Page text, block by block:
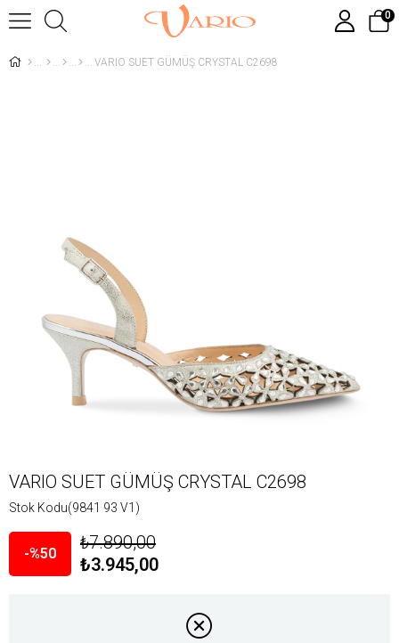
0
VARIO SUET GÜMÜŞ CRYSTAL C2698
VARIO SUET GÜMÜŞ CRYSTAL C2698
Stok Kodu(9841 93 V1)
50
₺7.890,00
₺3.945,00